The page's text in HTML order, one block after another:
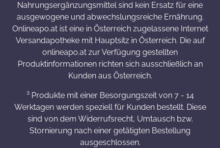
Nahrungsergänzungsmittel sind kein Ersatz für eine
ausgewogene und abwechslungsreiche Ernährung.
Onlineapo.at ist eine in Österreich zugelassene Internet
Versandapotheke mit Hauptsitz in Österreich. Die auf
onlineapo.at zur Verfügung gestellten
Produktinformationen richten sich ausschließlich an
Kunden aus Österreich.
³ Produkte mit einer Besorgungszeit von 7 - 14
Werktagen werden speziell für Kunden bestellt. Diese
sind von dem Widerrufsrecht, Umtausch bzw.
Stornierung nach einer getätigten Bestellung
ausgeschlossen.